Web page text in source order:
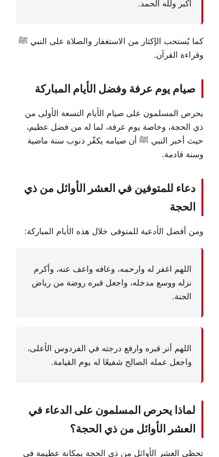
أكبر ولله الحمد.
كما يُستحب الإكثار من الاستغفار والصلاة على النبي ﷺ
وقراءة القرآن.
صيام يوم عرفة وفضل الأيام المباركة
يحرص المسلمون على صيام الأيام التسعة الأولى من
ذي الحجة، وخاصة يوم عرفة، لما له من فضل عظيم،
حيث أخبر النبي ﷺ أن صيامه يكفّر ذنوب سنة ماضية
وسنة قادمة.
دعاء للمتوفين في العشر الأوائل من ذي
الحجة
ومن أفضل الأدعية للمتوفى خلال هذه الأيام المباركة:
اللهم اغفر له وارحمه، وعافه واعف عنه، وأكرم
نزله ووسع مدخله، واجعل قبره روضة من رياض
الجنة.
اللهم أنر قبره وارفع درجته في الفردوس الأعلى،
واجعل عمله الصالح شفيعًا له يوم القيامة.
لماذا يحرص المسلمون على الدعاء في
العشر الأوائل من ذي الحجة؟
تحظى العشر الأوائل من ذي الحجة بمكانة عظيمة في